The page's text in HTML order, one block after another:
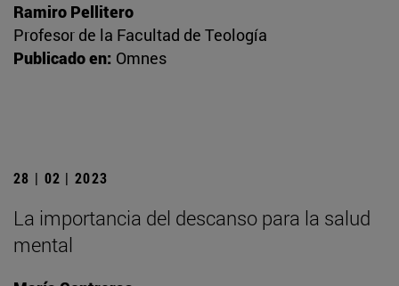
Ramiro Pellitero
Profesor de la Facultad de Teología
Publicado en: Omnes
28 | 02 | 2023
La importancia del descanso para la salud
mental